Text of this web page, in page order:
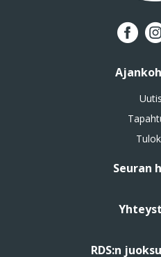
Seuran
RDS:n